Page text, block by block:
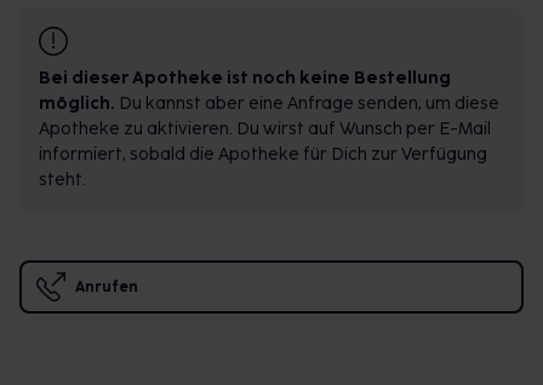
Bei dieser Apotheke ist noch keine Bestellung
möglich. Du kannst aber eine Anfrage senden, um diese
Apotheke zu aktivieren. Du wirst auf Wunsch per E-Mail
informiert, sobald die Apotheke für Dich zur Verfügung
steht.
Anrufen